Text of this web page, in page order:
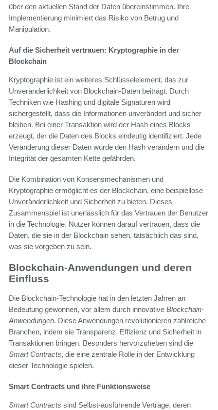
über den aktuellen Stand der Daten übereinstimmen. Ihre
Implementierung minimiert das Risiko von Betrug und
Manipulation.
Auf die Sicherheit vertrauen: Kryptographie in der
Blockchain
Kryptographie ist ein weiteres Schlüsselelement, das zur
Unveränderlichkeit von Blockchain-Daten beiträgt. Durch
Techniken wie Hashing und digitale Signaturen wird
sichergestellt, dass die Informationen unverändert und sicher
bleiben. Bei einer Transaktion wird der Hash eines Blocks
erzeugt, der die Daten des Blocks eindeutig identifiziert. Jede
Veränderung dieser Daten würde den Hash verändern und die
Integrität der gesamten Kette gefährden.
Die Kombination von Konsensmechanismen und
Kryptographie ermöglicht es der Blockchain, eine beispiellose
Unveränderlichkeit und Sicherheit zu bieten. Dieses
Zusammenspiel ist unerlässlich für das Vertrauen der Benutzer
in die Technologie. Nutzer können darauf vertrauen, dass die
Daten, die sie in der Blockchain sehen, tatsächlich das sind,
was sie vorgeben zu sein.
Blockchain-Anwendungen und deren
Einfluss
Die Blockchain-Technologie hat in den letzten Jahren an
Bedeutung gewonnen, vor allem durch innovative Blockchain-
Anwendungen. Diese Anwendungen revolutionieren zahlreiche
Branchen, indem sie Transparenz, Effizienz und Sicherheit in
Transaktionen bringen. Besonders hervorzuheben sind die
Smart Contracts, die eine zentrale Rolle in der Entwicklung
dieser Technologie spielen.
Smart Contracts und ihre Funktionsweise
Smart Contracts sind Selbst-ausführende Verträge, deren